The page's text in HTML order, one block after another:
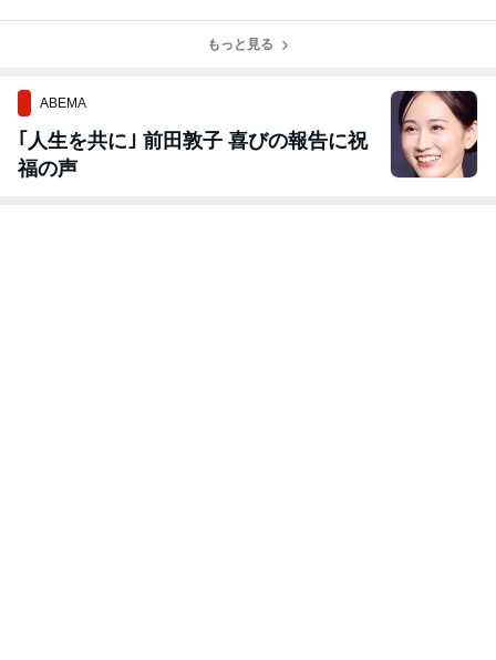
もっと見る
ABEMA
｢人生を共に｣ 前田敦子 喜びの報告に祝
福の声